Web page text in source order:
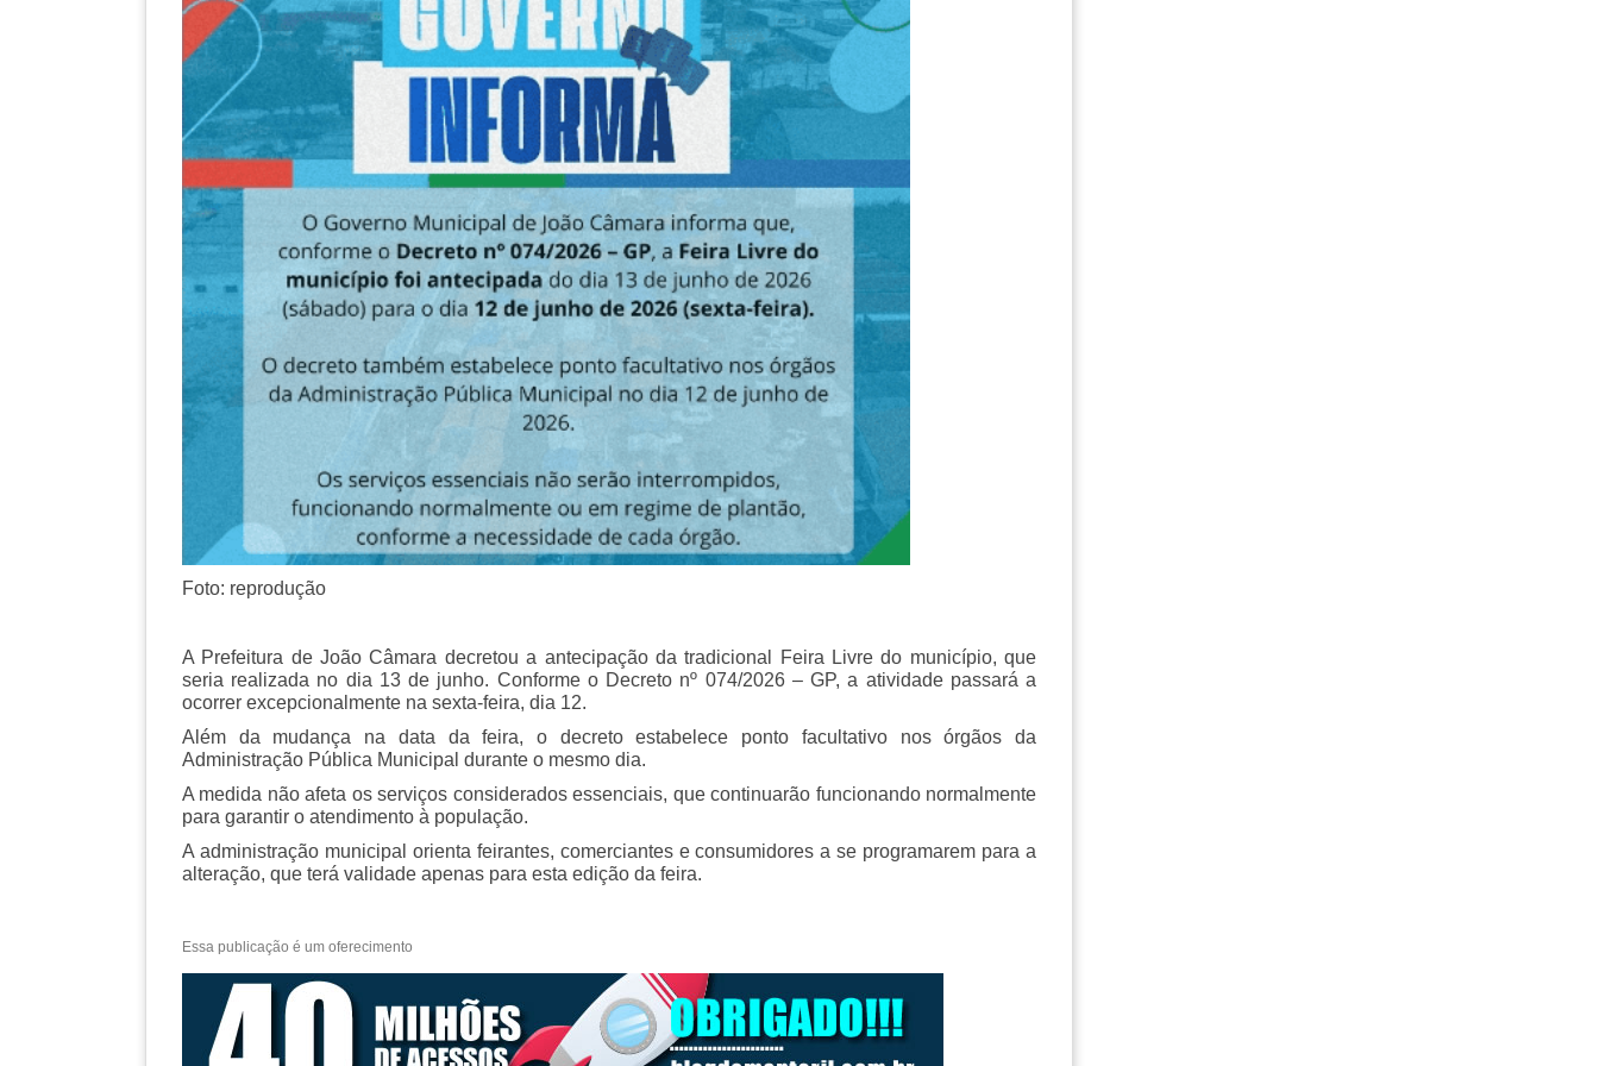
Foto: reprodução
A Prefeitura de João Câmara decretou a antecipação da tradicional Feira Livre do município, que
seria realizada no dia 13 de junho. Conforme o Decreto nº 074/2026 – GP, a atividade passará a
ocorrer excepcionalmente na sexta-feira, dia 12.
Além da mudança na data da feira, o decreto estabelece ponto facultativo nos órgãos da
Administração Pública Municipal durante o mesmo dia.
A medida não afeta os serviços considerados essenciais, que continuarão funcionando normalmente
para garantir o atendimento à população.
A administração municipal orienta feirantes, comerciantes e consumidores a se programarem para a
alteração, que terá validade apenas para esta edição da feira.
Essa publicação é um oferecimento